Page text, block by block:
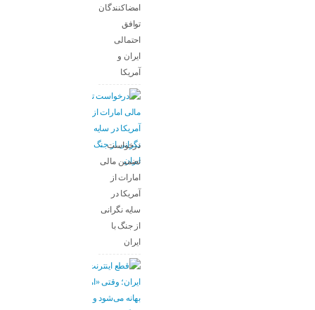
امضاکنندگان
توافق
احتمالی
ایران و
آمریکا
درخواست
تضمین مالی
امارات از
آمریکا در
سایه نگرانی
از جنگ با
ایران